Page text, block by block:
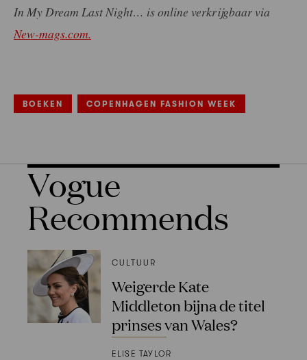
In My Dream Last Night… is online verkrijgbaar via
New-mags.com.
BOEKEN COPENHAGEN FASHION WEEK
Vogue
Recommends
CULTUUR
Weigerde Kate
Middleton bijna de titel
prinses van Wales?
ELISE TAYLOR